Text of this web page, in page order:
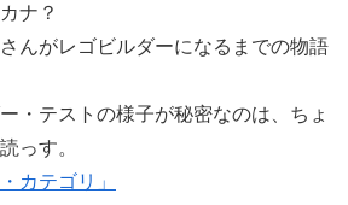
ナ？
んがレゴビルダーになるまでの物語
・テストの様子が秘密なのは、ちょ
っす。
カテゴリ」